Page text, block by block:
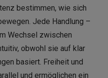
bestimmen, wie sich
Jede Handlung –
Wechsel zwischen
obwohl sie auf klar
basiert. Freiheit und
und ermöglichen ein